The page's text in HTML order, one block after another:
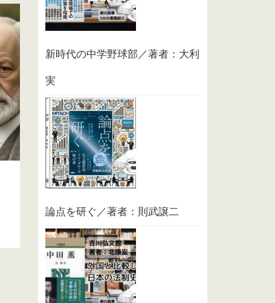
新時代の中学野球部／著者：大利
実
論点を研ぐ／著者：則武譲二